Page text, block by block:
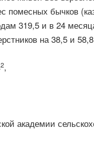
помесных бычков
319,5 и в 24
на 38,5 и 58,8
2,
академии